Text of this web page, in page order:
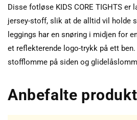
Disse fotløse KIDS CORE TIGHTS
jersey-stoff, slik at de alltid vil holde
leggings har en snøring i midjen for
et reflekterende logo-trykk på ett
stofflomme på siden og
Anbefalte